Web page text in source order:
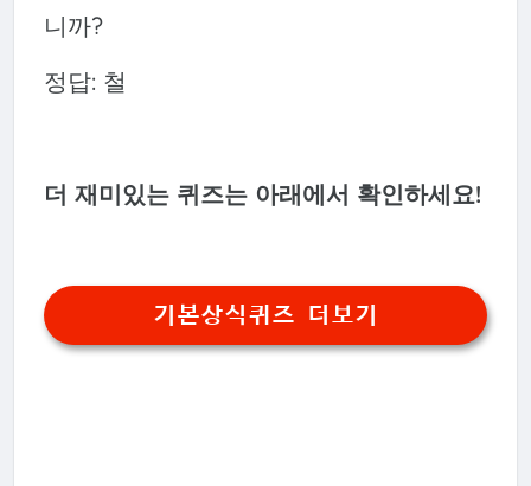
니까?
정답: 철
더 재미있는 퀴즈는 아래에서 확인하세요!
기본상식퀴즈 더보기